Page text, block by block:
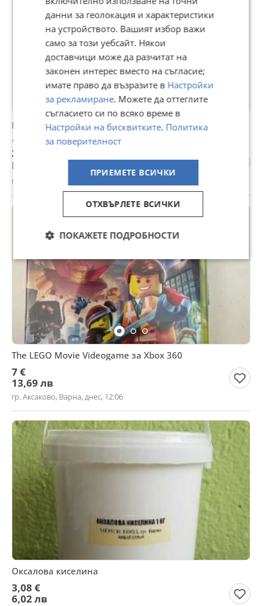
Man Tgx 18.440
14 000 €
27 381,62 лв
Цената е без ДДС
гр. Аксаково, Варна, днес, 14:52
The LEGO Movie Videogame за Xbox 360
7 €
13,69 лв
гр. Аксаково, Варна, днес, 12:06
Оксалова киселина
3,08 €
6,02 лв
данни за геолокация и характеристики
на устройството. Вашият избор важи
само за този уебсайт. Някои
доставчици може да разчитат на
законен интерес вместо на съгласие;
имате право да възразите в Настройки
за рекламиране. Можете да оттеглите
съгласието си по всяко време в
Настройки на бисквитките. Политика
за поверителност
ПРИЕМЕТЕ ВСИЧКИ
ОТХВЪРЛЕТЕ ВСИЧКИ
ПОКАЖЕТЕ ПОДРОБНОСТИ